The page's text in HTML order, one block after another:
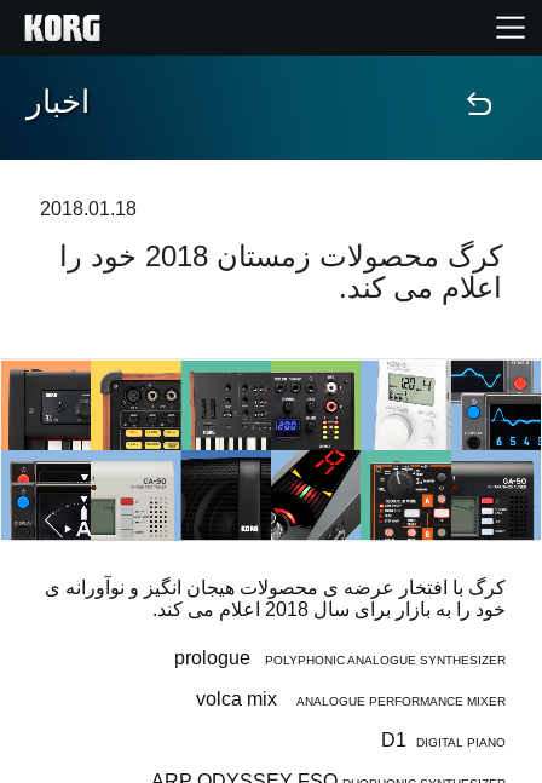
خانه
ویژگی ها
پشتیبانی
نمایندگی ها
موقعیت مکانی
شبکه اجتماعی
درباره ی KORG
اخبار
2018.01.18
کرگ محصولات زمستان 2018 خود را
اعلام می کند.
کرگ با افتخار عرضه ی محصولات هیجان انگیز و نوآورانه ی
خود را به بازار برای سال 2018 اعلام می کند.
prologue POLYPHONIC ANALOGUE SYNTHESIZER
volca mix ANALOGUE PERFORMANCE MIXER
D1 DIGITAL PIANO